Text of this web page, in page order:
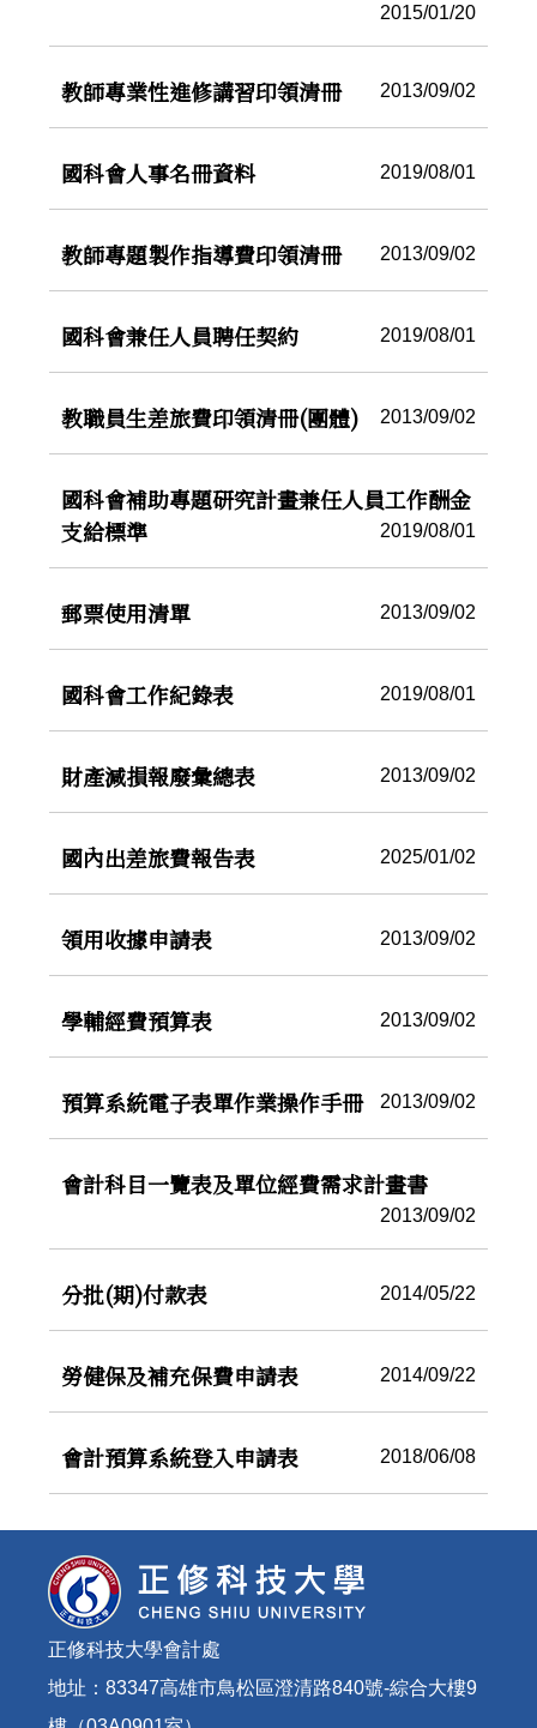
2015/01/20
教師專業性進修講習印領清冊 2013/09/02
國科會人事名冊資料 2019/08/01
教師專題製作指導費印領清冊 2013/09/02
國科會兼任人員聘任契約 2019/08/01
教職員生差旅費印領清冊(團體) 2013/09/02
國科會補助專題研究計畫兼任人員工作酬金
支給標準
2019/08/01
郵票使用清單 2013/09/02
國科會工作紀錄表 2019/08/01
財產減損報廢彙總表 2013/09/02
國內出差旅費報告表 2025/01/02
領用收據申請表 2013/09/02
學輔經費預算表 2013/09/02
預算系統電子表單作業操作手冊 2013/09/02
會計科目一覽表及單位經費需求計畫書
2013/09/02
分批(期)付款表 2014/05/22
勞健保及補充保費申請表 2014/09/22
會計預算系統登入申請表 2018/06/08
正修科技大學會計處
地址：83347高雄市鳥松區澄清路840號-綜合大樓9